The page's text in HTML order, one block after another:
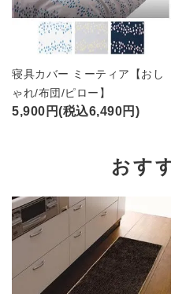
寝具カバー ミーティア【おし
ゃれ/布団/ピロー】
5,900円(税込6,490円)
おす